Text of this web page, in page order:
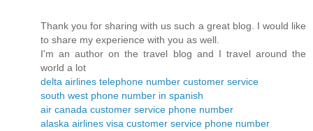
Thank you for sharing with us such a great blog. I would like
to share my experience with you as well.
I'm an author on the travel blog and I travel around the
world a lot
delta airlines telephone number customer service
south west phone number in spanish
air canada customer service phone number
alaska airlines visa customer service phone number